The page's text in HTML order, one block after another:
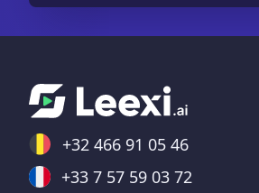
+32 466 91 05 46
+33 7 57 59 03 72